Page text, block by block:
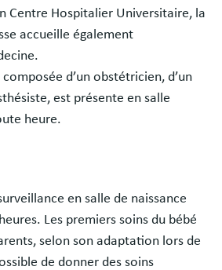
Centre Hospitalier Universitaire, la
accueille également
d’un obstétricien, d’un
est présente en salle
heure.
en salle de naissance
Les premiers soins du bébé
selon son adaptation lors de
de donner des soins